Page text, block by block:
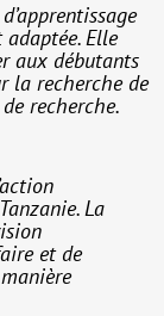
Elle
aux débutants
la recherche de
recherche.
La
et de